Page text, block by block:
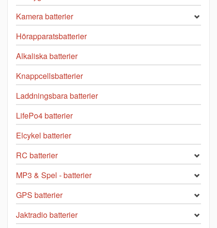
Kamera batterier
Hörapparatsbatterier
Alkaliska batterier
Knappcellsbatterier
Laddningsbara batterier
LifePo4 batterier
Elcykel batterier
RC batterier
MP3 & Spel - batterier
GPS batterier
Jaktradio batterier